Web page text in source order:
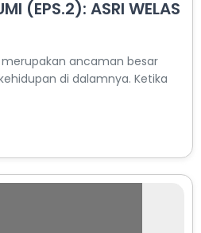
(EPS.2): ASRI WELAS
ancaman besar
di dalamnya. Ketika